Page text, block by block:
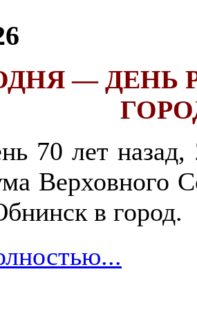
— ДЕНЬ
70 лет
Верховного
в город.